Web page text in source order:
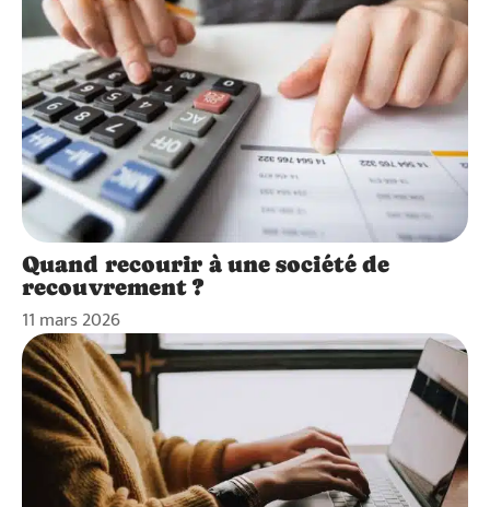
Quand recourir à une société de
recouvrement ?
11 mars 2026